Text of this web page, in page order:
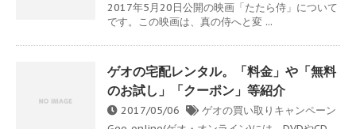
2017年5月20日公開の映画「たたら侍」について
です。この映画は、真の侍へと変 ...
ゲオの宅配レンタル。「料金」や「無料
のお試し」「クーポン」等紹介
2017/05/06
ゲオの買い取りキャンペーン